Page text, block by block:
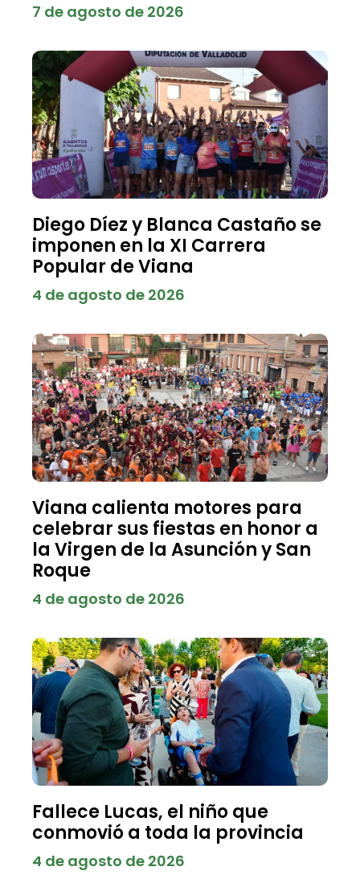
7 de agosto de 2026
Diego Díez y Blanca Castaño se
imponen en la XI Carrera
Popular de Viana
4 de agosto de 2026
Viana calienta motores para
celebrar sus fiestas en honor a
la Virgen de la Asunción y San
Roque
4 de agosto de 2026
Fallece Lucas, el niño que
conmovió a toda la provincia
4 de agosto de 2026